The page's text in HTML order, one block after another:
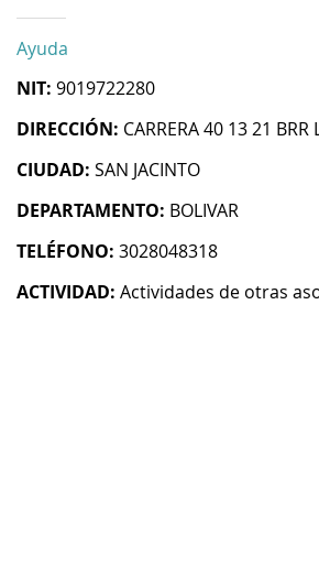
Ayuda
NIT: 9019722280
DIRECCIÓN: CARRERA 40 13 21 BRR
CIUDAD: SAN JACINTO
DEPARTAMENTO: BOLIVAR
TELÉFONO: 3028048318
ACTIVIDAD: Actividades de otras